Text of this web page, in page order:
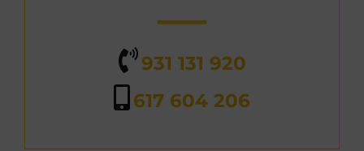
931 131 920
617 604 206